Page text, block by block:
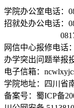
学院办公室电话：
招就处办公电话：
网信中心报修电话
办学突出问题举报
电子信箱：
学院地址：四川省
备案号：蜀ICP备